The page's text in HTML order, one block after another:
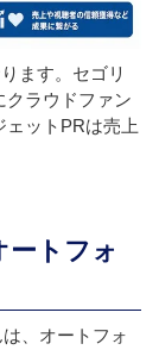
ます。セゴリ
クラウドファン
ットPRは売上
トフォ
、オートフォ